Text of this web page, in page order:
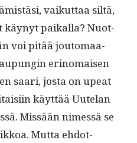
vaikut­taa siltä,
käynyt paikalla? Nuot­
voi pitää joutomaa­
eri­no­maisen
saari, jos­ta on upeat
käyt­tää Uute­lan
Mis­sään nimessä se
Mut­ta ehdot­